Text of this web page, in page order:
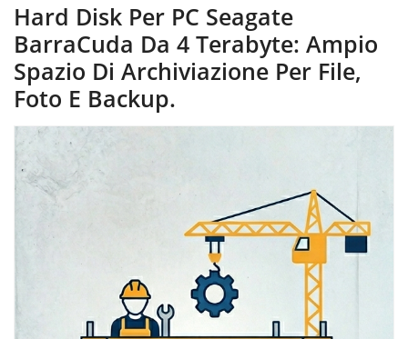
Hard Disk Per PC Seagate
BarraCuda Da 4 Terabyte: Ampio
Spazio Di Archiviazione Per File,
Foto E Backup.